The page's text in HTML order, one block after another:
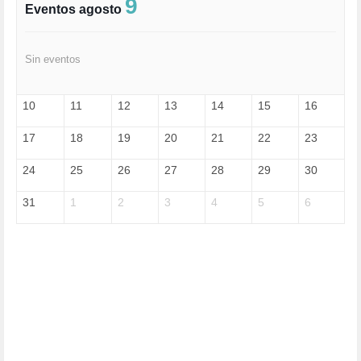
FELICIDAD (1)
FRANCISCO (5)
GUERRA (133)
HUMOR (1)
IA (1)
INMIGRACIÓN (145)
Eventos agosto 9
Sin eventos
10 11 12 13 14 15 16
17 18 19 20 21 22 23
24 25 26 27 28 29 30
31 1 2 3 4 5 6